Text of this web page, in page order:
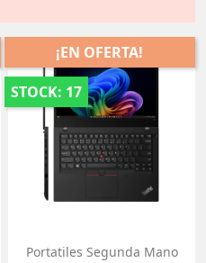
¡EN OFERTA!
STOCK: 17
Portatiles Segunda Mano